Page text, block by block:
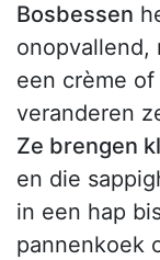
Bosbessen
onopvallend,
een crème
veranderen
Ze brengen
en die
in een hap
pannenkoek